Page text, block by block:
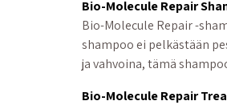
Bio-Molecule Repair
Bio-Molecule Repair -
shampoo ei pelkästään
ja vahvoina, tämä
Bio-Molecule Repair